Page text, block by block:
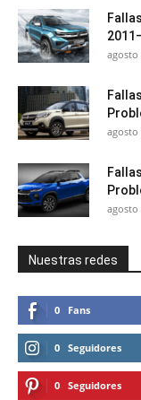
agosto
agosto
agosto
Nuestras redes
0 Fans
0 Seguidores
0 Seguidores